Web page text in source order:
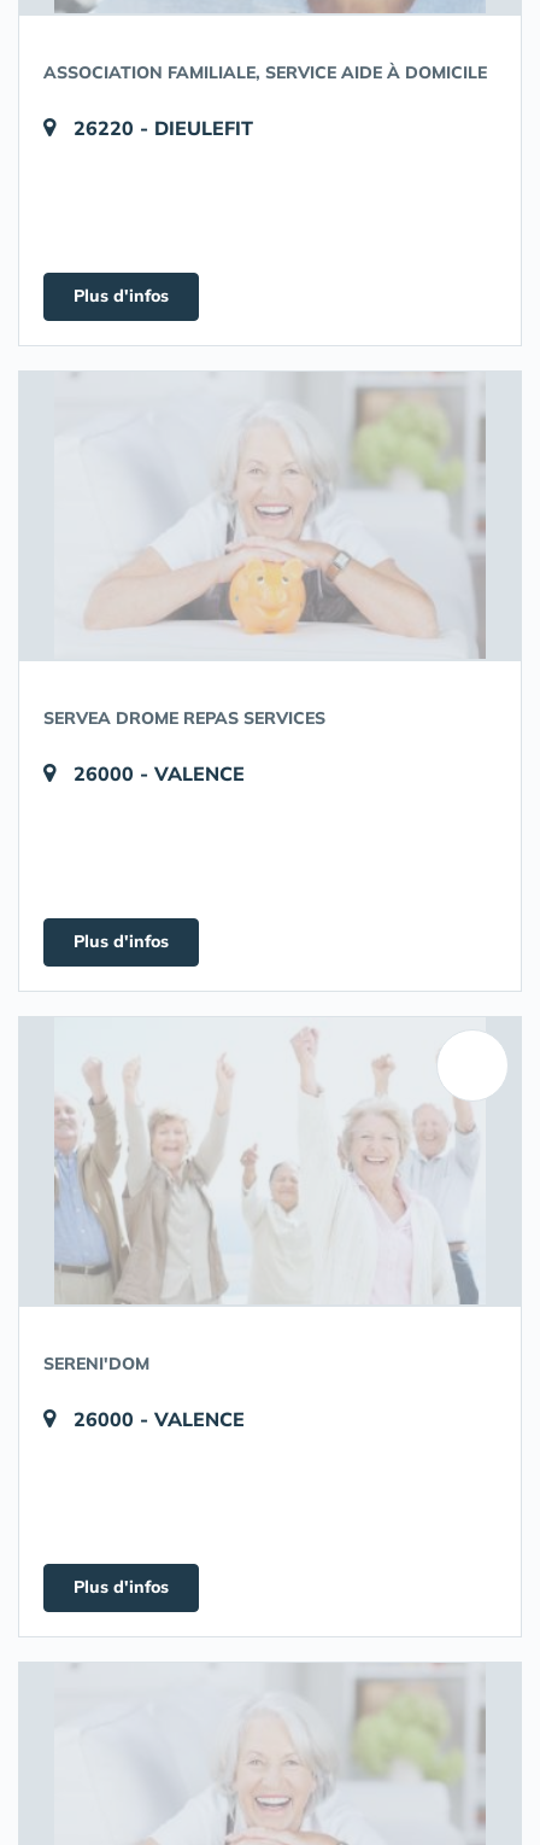
ASSOCIATION FAMILIALE, SERVICE AIDE À DOMICILE
26220 - DIEULEFIT
Plus d'infos
SERVEA DROME REPAS SERVICES
26000 - VALENCE
Plus d'infos
SERENI'DOM
26000 - VALENCE
Plus d'infos